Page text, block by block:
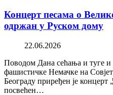
Концерт песама о
одржан у Руском дому
22.06.2026
Поводом Дана сећања и туге
фашистичке Немачке на
Београду приређен је концерт
посвећен…